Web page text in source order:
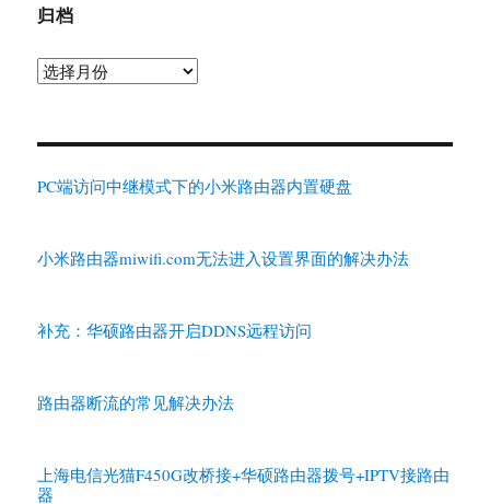
归档
归
PC端访问中继模式下的小米路由器内置硬盘
小米路由器miwifi.com无法进入设置界面的解决办法
补充：华硕路由器开启DDNS远程访问
路由器断流的常见解决办法
上海电信光猫F450G改桥接+华硕路由器拨号+IPTV接路由
器